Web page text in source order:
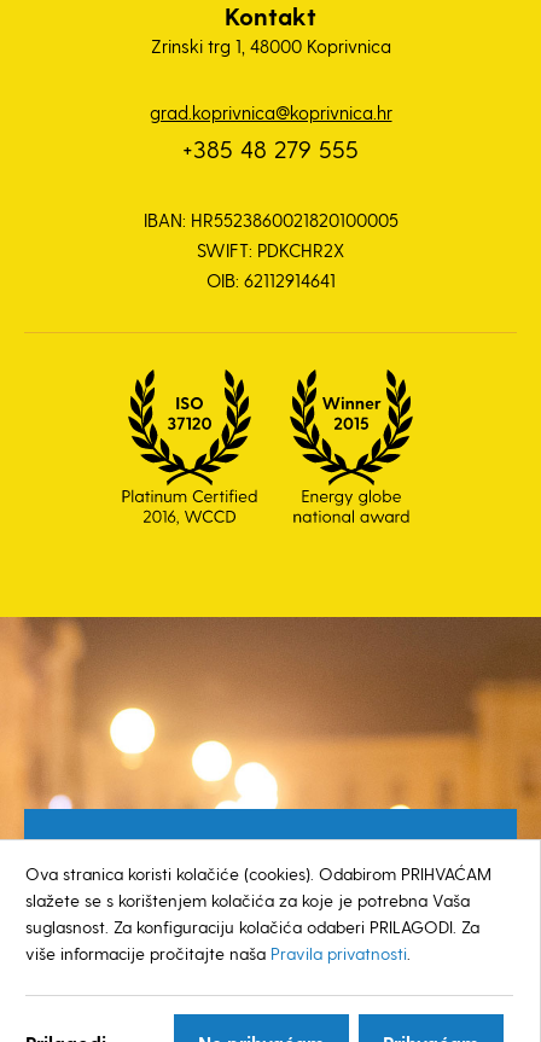
Kontakt
Zrinski trg 1, 48000 Koprivnica
grad.koprivnica@koprivnica.hr
+385 48 279 555
IBAN: HR5523860021820100005
SWIFT: PDKCHR2X
OIB: 62112914641
0800 385 048
© GRAD KOPRIVNICA
Ova stranica koristi kolačiće (cookies). Odabirom PRIHVAĆAM
slažete se s korištenjem kolačića za koje je potrebna Vaša
suglasnost. Za konfiguraciju kolačića odaberi PRILAGODI. Za
više informacije pročitajte naša Pravila privatnosti